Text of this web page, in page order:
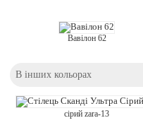
Вавілон 62
В інших кольорах
сірий zara-13